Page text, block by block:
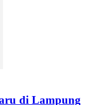
di Lampung